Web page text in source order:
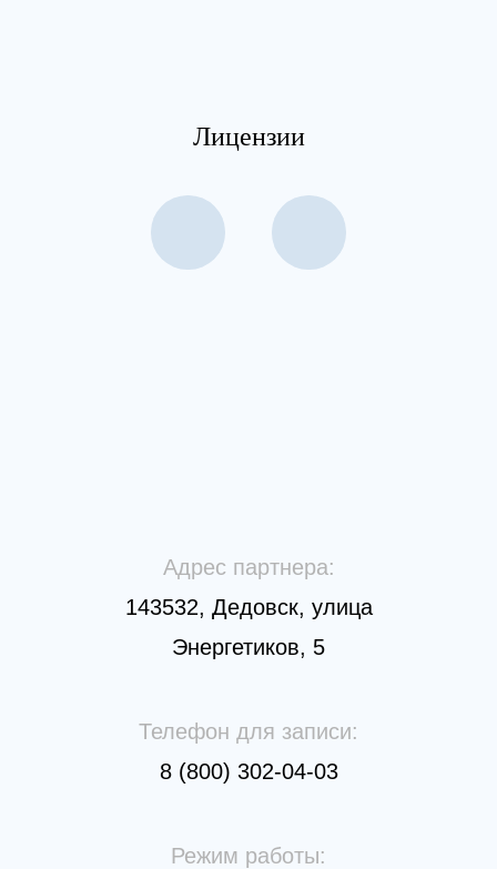
Лицензии
Адрес партнера:
143532, Дедовск, улица
Энергетиков, 5
Телефон для записи:
8 (800) 302-04-03
Режим работы: